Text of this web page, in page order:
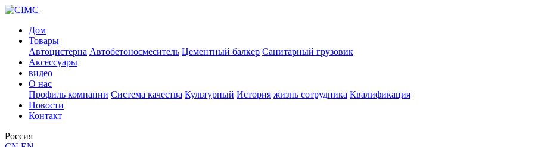
Дом
Товары
Автоцистерна Автобетоносмеситель Цементный балкер Санитарный грузовик
Аксессуары
видео
О нас
Профиль компании Система качества Культурный История жизнь сотрудника Квалификация
Новости
Контакт
Россия